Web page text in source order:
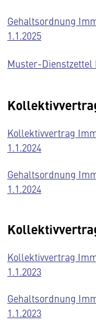
Gehaltsordnung
1.1.2025
Muster-
Kollektivvertrag
1.1.2024
Gehaltsordnung
1.1.2024
Kollektivvertrag
1.1.2023
Gehaltsordnung
1.1.2023